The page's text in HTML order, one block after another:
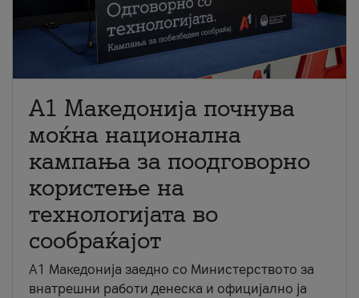
A1 Македонија почнува
моќна национална
кампања за поодговорно
користење на
технологијата во
сообраќајот
A1 Македонија заедно со Министерството за
внатрешни работи денеска и официјално ја